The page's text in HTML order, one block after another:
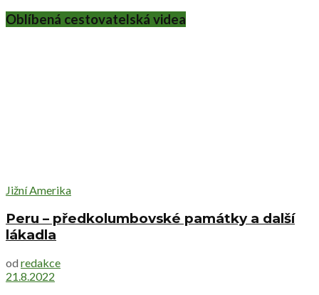
Oblíbená cestovatelská videa
Jižní Amerika
Peru – předkolumbovské památky a další
lákadla
od redakce
21.8.2022